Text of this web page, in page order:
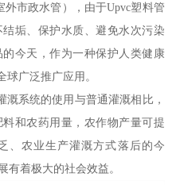
市政水管），由于Upvc塑料管
垢、保护水质、避免水次污染
今天，作为一种保护人类健康
球广泛推广应用。
系统的使用与普通灌溉相比，
和农药用量，农作物产量可提
、农业生产灌溉方式落后的今
有着极大的社会效益。